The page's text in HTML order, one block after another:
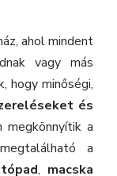
ahol mindent
vagy más
hogy minőségi,
és
megkönnyítik a
a
, macska